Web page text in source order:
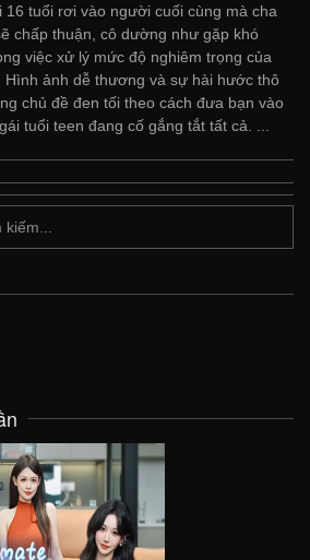
16 tuổi rơi vào người cuối cùng mà cha
chấp thuận, cô dường như gặp khó
việc xử lý mức độ nghiêm trọng của
Hình ảnh dễ thương và sự hài hước thô
chủ đề đen tối theo cách đưa bạn vào
tuổi teen đang cố gắng tắt tất cả. ...